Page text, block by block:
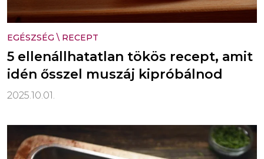
EGÉSZSÉG \ RECEPT
5 ellenállhatatlan tökös recept, amit
idén ősszel muszáj kipróbálnod
2025.10.01.